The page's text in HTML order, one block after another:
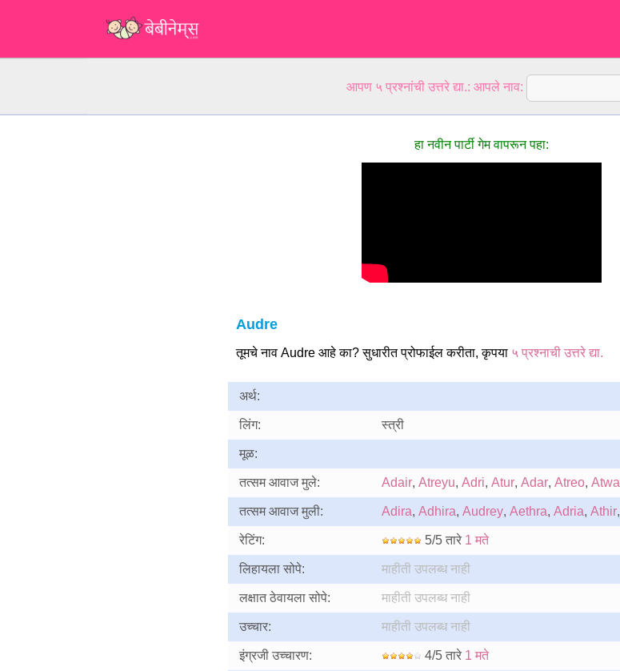
आपण ५ प्रश्नांची उत्तरे द्या.: आपले नाव:
हा नवीन पार्टी गेम वापरून पहा:
Audre
तूमचे नाव Audre आहे का? सुधारीत प्रोफाईल करीता, कृपया ५ प्रश्नाची उत्तरे द्या.
अर्थ:
लिंग: स्त्री
मूळ:
तत्सम आवाज मुले: Adair, Atreyu, Adri, Atur, Adar, Atreo,
तत्सम आवाज मुली: Adira, Adhira, Audrey, Aethra, Adria, Athir,
रेटिंग: 5/5 तारे 1 मते
लिहायला सोपे: माहीती उपलब्ध नाही
लक्षात ठेवायला सोपे: माहीती उपलब्ध नाही
उच्चार: माहीती उपलब्ध नाही
इंग्रजी उच्चारण: 4/5 तारे 1 मते